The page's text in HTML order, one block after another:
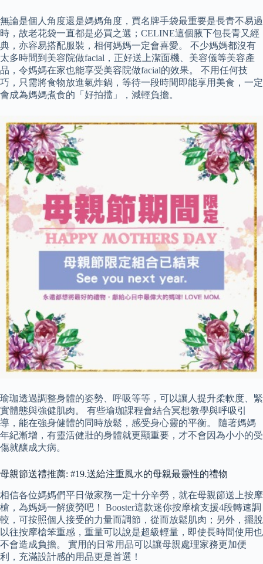
無論是個人角度還是媽媽角度，買名牌手袋最重要是長青不易過
時，故老花袋一直都是必買之選；CELINE這個腋下包長青又經
典，亦容易搭配服裝，相何媽媽一定會喜愛。 不少媽媽都沒有
太多時間到美容院做facial，正好送上潔面機、美容儀等美容產
品，令媽媽在家也能享受美容院做facial的效果。 不用任何技
巧，只需將食物放進氣炸鍋，等待一段時間即能享用美食，一定
會成為媽媽煮食的「好拍擋」，減輕負擔。
瑜珈透過調整身體的姿勢、呼吸等等，可以讓人提升柔軟度、緊
實體態與強健肌肉。 有些瑜珈課程會結合冥想教學與呼吸引
導，能在強身健體的同時放鬆，感受身心靈的平衡。 隨著媽媽
年紀漸增，有靈活健壯的身體就更顯重要，才不會因為小小的受
傷就釀成大病。
母親節送禮推薦: #19.送給注重風水的母親最靈性的禮物
相信各位媽媽們平日做家務一定十分辛勞，就在母親節送上按摩
槍，為媽媽一解疲勞吧！ Booster這款迷你按摩槍支援4段轉速調
較，可按照個人接受的力量而調節，從而放鬆肌肉；另外，擺脫
以往按摩槍笨重感，重量可以說是超級輕量，即使長時間使用也
不會造成負擔。 實用的日常用品可以讓母親處理家務更加便
利，充滿設計感的用品更是首選！